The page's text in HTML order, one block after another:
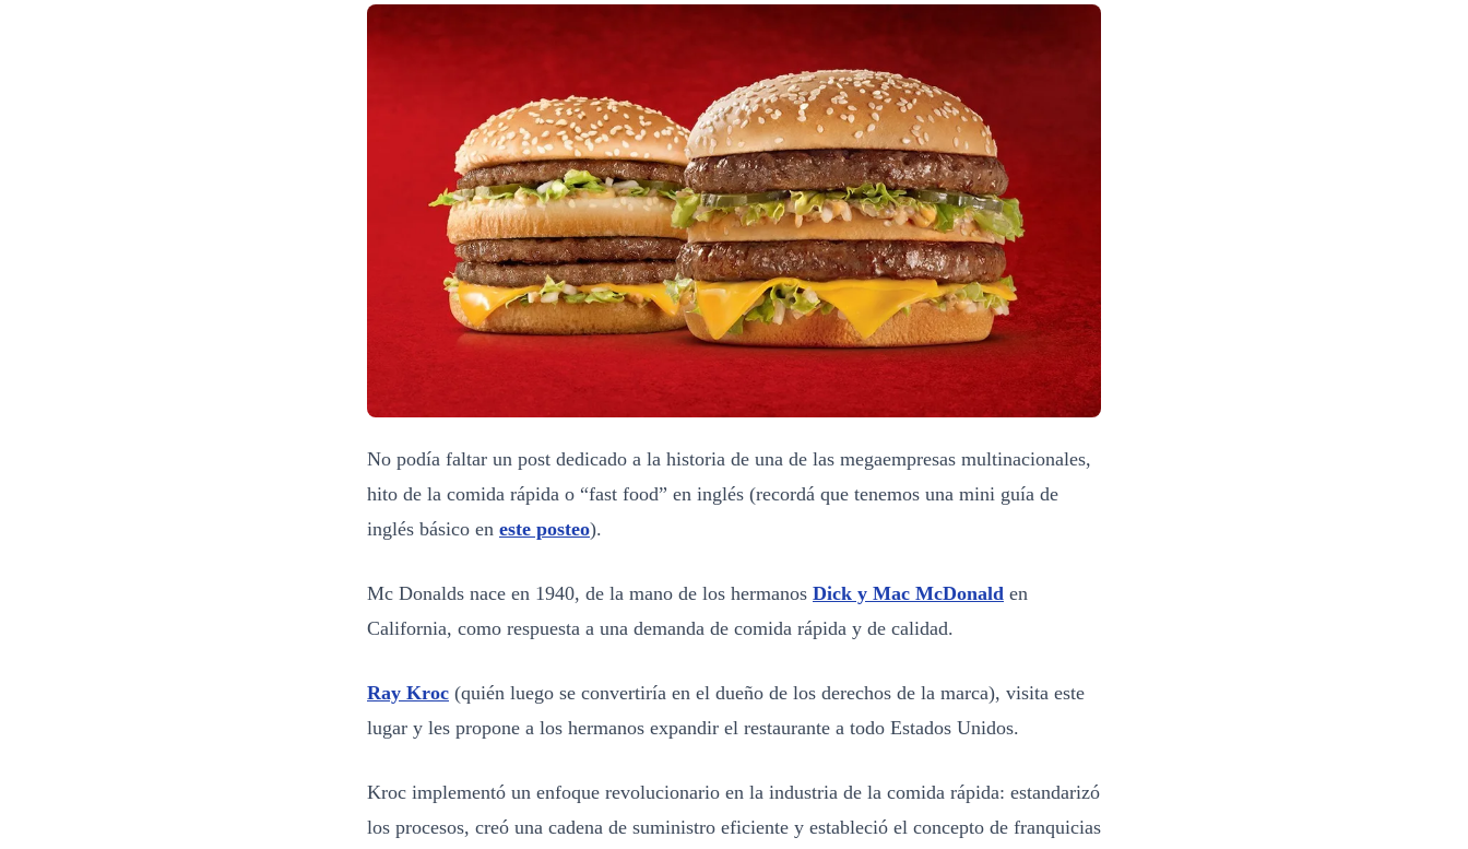
No podía faltar un post dedicado a la historia de una de las megaempresas multinacionales,
hito de la comida rápida o “fast food” en inglés (recordá que tenemos una mini guía de
inglés básico en este posteo).
Mc Donalds nace en 1940, de la mano de los hermanos Dick y Mac McDonald en
California, como respuesta a una demanda de comida rápida y de calidad.
Ray Kroc (quién luego se convertiría en el dueño de los derechos de la marca), visita este
lugar y les propone a los hermanos expandir el restaurante a todo Estados Unidos.
Kroc implementó un enfoque revolucionario en la industria de la comida rápida: estandarizó
los procesos, creó una cadena de suministro eficiente y estableció el concepto de franquicias